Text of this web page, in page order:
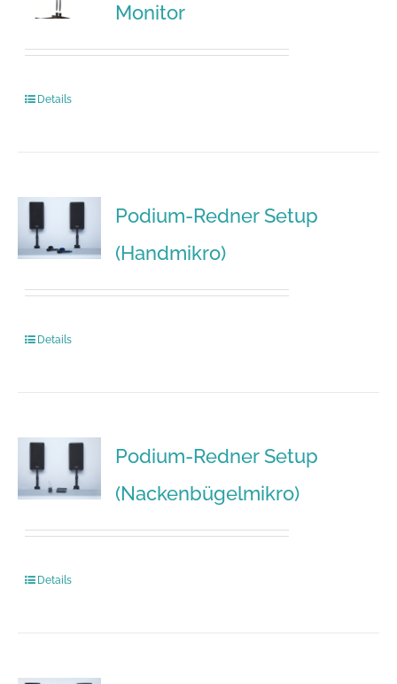
Monitor
Details
Podium-Redner Setup
(Handmikro)
Details
Podium-Redner Setup
(Nackenbügelmikro)
Details